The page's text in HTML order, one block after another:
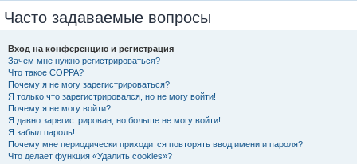
Часто задаваемые вопросы
Вход на конференцию и регистрация
Зачем мне нужно регистрироваться?
Что такое COPPA?
Почему я не могу зарегистрироваться?
Я только что зарегистрировался, но не могу войти!
Почему я не могу войти?
Я давно зарегистрирован, но больше не могу войти!
Я забыл пароль!
Почему мне периодически приходится повторять ввод имени и пароля?
Что делает функция «Удалить cookies»?